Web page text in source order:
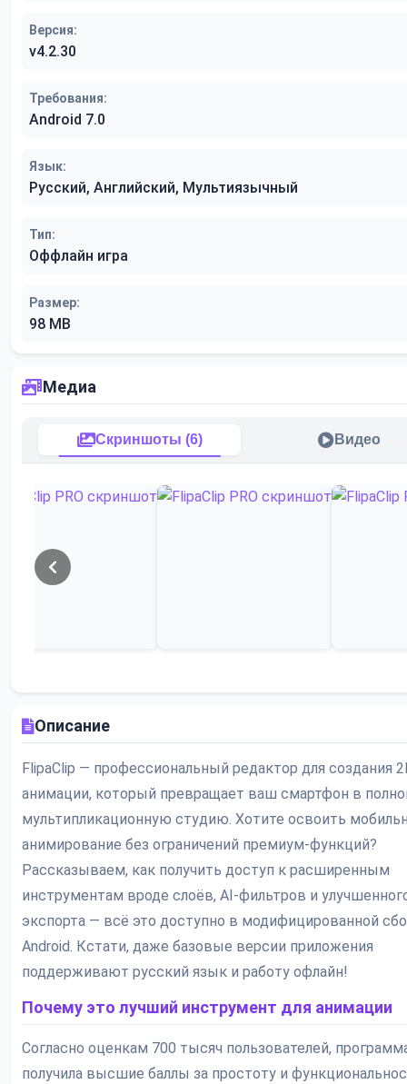
Версия:
v4.2.30
Требования:
Android 7.0
Язык:
Русский, Английский, Мультиязычный
Тип:
Оффлайн игра
Размер:
98 MB
Медиа
Скриншоты (6) Видео
Описание
FlipaClip — профессиональный редактор для создания
анимации, который превращает ваш смартфон в
мультипликационную студию. Хотите освоить
анимирование без ограничений премиум-функций?
Рассказываем, как получить доступ к расширенным
инструментам вроде слоёв, AI-фильтров и
экспорта — всё это доступно в модифицированной
Android. Кстати, даже базовые версии приложения
поддерживают русский язык и работу офлайн!
Почему это лучший инструмент для анимации
Согласно оценкам 700 тысяч пользователей,
получила высшие баллы за простоту и